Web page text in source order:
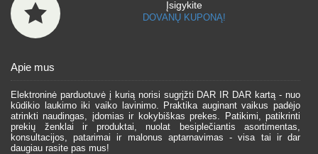
Įsigykite
DOVANŲ KUPONĄ!
Apie mus
Elektroninė parduotuvė į kurią norisi sugrįžti DAR IR DAR kartą - nuo
kūdikio laukimo iki vaiko lavinimo. Praktika auginant vaikus padėjo
atrinkti naudingas, įdomias ir kokybiškas prekes. Patikimi, patikrinti
prekių ženklai ir produktai, nuolat besiplečiantis asortimentas,
konsultacijos, patarimai ir malonus aptarnavimas - visa tai ir dar
daugiau rasite pas mus!